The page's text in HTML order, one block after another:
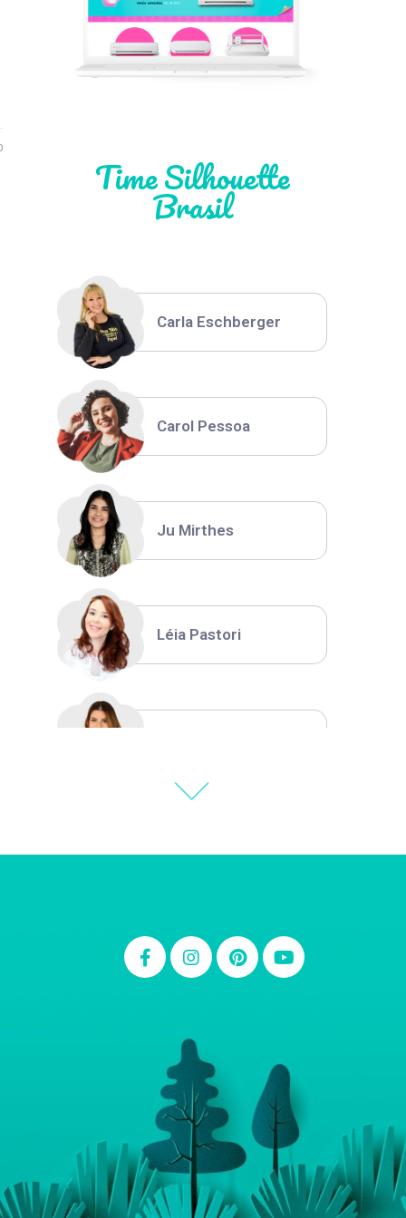
Time Silhouette
Brasil
Léia Pastori
Thiara Ney
Carla Eschberger
Carol Pessoa
Ju Mirthes
Léia Pastori
Carla Eschberger
Carol Pessoa
Ju Mirthes